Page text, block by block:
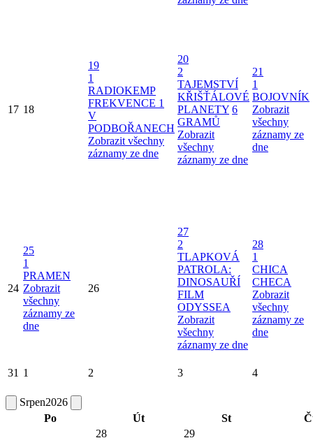
17 18
19
1
RADIOKEMP
FREKVENCE 1
V
PODBOŘANECH
Zobrazit všechny
záznamy ze dne
20
2
TAJEMSTVÍ
KŘIŠŤÁLOVÉ
PLANETY 6
GRAMŮ
Zobrazit
všechny
záznamy ze dne
21
1
BOJOVNÍK
Zobrazit
všechny
záznamy ze
dne
24
25
1
PRAMEN
Zobrazit
všechny
záznamy ze
dne
26
27
2
TLAPKOVÁ
PATROLA:
DINOSAUŘÍ
FILM
ODYSSEA
Zobrazit
všechny
záznamy ze dne
28
1
CHICA
CHECA
Zobrazit
všechny
záznamy ze
dne
31 1 2 3 4
Srpen2026
Po
Út St
28
29